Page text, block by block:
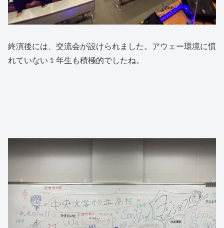
終演後には、交流会が設けられました。アウェー環境に慣
れていない１年生も積極的でしたね。